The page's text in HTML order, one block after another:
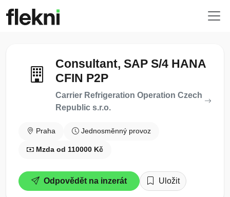
Consultant, SAP S/4 HANA
CFIN P2P
Carrier Refrigeration Operation Czech
Republic s.r.o.
Praha Jednosměnný provoz
Mzda od 110000 Kč
Odpovědět na inzerát Uložit